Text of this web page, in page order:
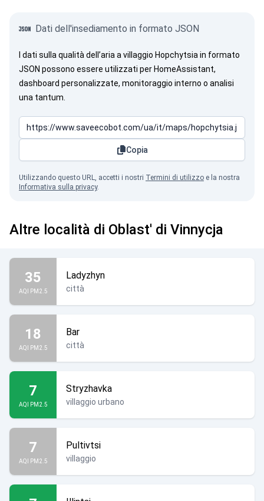
Dati dell'insediamento in formato JSON
I dati sulla qualità dell’aria a villaggio Hopchytsia in formato
JSON possono essere utilizzati per HomeAssistant,
dashboard personalizzate, monitoraggio interno o analisi
una tantum.
Copia
Utilizzando questo URL, accetti i nostri Termini di utilizzo e la nostra
Informativa sulla privacy.
Altre località di Oblast' di Vinnycja
35
AQI PM2.5
Ladyzhyn
città
18
AQI PM2.5
Bar
città
7
AQI PM2.5
Stryzhavka
villaggio urbano
7
AQI PM2.5
Pultivtsi
villaggio